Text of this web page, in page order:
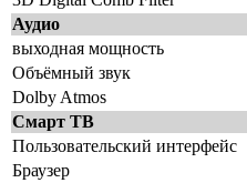
Аудио
выходная мощность
Объёмный звук
Dolby Atmos
Смарт ТВ
Пользовательский интерфейс
Браузер